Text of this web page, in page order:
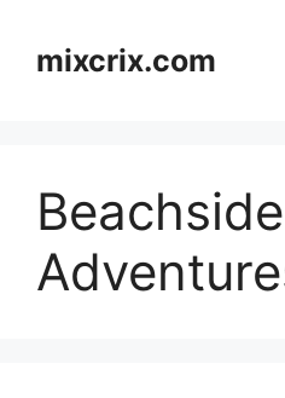
contentmixcrix.com
Beachside